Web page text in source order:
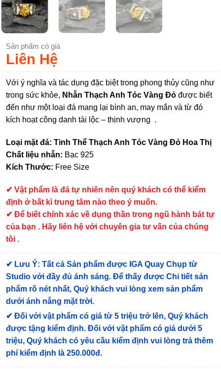
Sản phẩm có giá
Liên Hệ
Với ý nghĩa và tác dụng đặc biệt trong phong thủy cũng như
trong sức khỏe, Nhẫn Thạch Anh Tóc Vàng Đỏ được biết
đến như một loại đá mang lại bình an, may mắn và từ đó
kích hoạt công danh tài lộc – thịnh vượng .
Loại mặt đá: Tinh Thể Thạch Anh Tóc Vàng Đỏ Hoa Thị
Chất liệu nhẫn: Bạc 925
Kích Thước: Free Size
✔ Vật phẩm là đá tự nhiên nên quý khách có thể kiểm
định ở bất kì trung tâm nào theo ý muốn.
✔ Để biết chính xác về dụng thần trong ngũ hành bát tự
của bạn . Hãy liên hệ với chuyên gia tư vấn của chúng
tôi .
✔ Lưu Ý: Tất cả Sản phẩm được IGA Quay Chụp từ
Studio với đầy đủ ánh sáng. Để thấy được Chi tiết sản
phẩm rõ nét nhất, Quý khách vui lòng xem sản phẩm
dưới ánh nắng mặt trời.
✔ Đối với vật phẩm có giá từ 5 triệu trở lên, Quý khách
được tặng kiểm định. Đối với vật phẩm có giá dưới 5
triệu, Quý khách có yêu cầu kiểm định vui lòng trả thêm
phí kiểm định là 250.000đ.